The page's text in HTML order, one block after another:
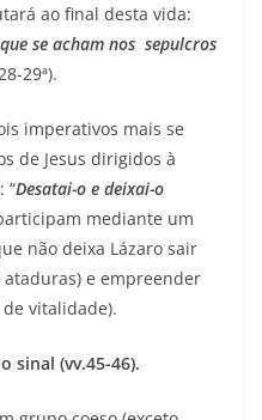
ao final desta vida:
se acham nos sepulcros
29ª).
imperativos mais se
de Jesus dirigidos à
“Desatai-o e deixai-o
mediante um
não deixa Lázaro sair
e empreender
vitalidade).
sinal (vv.45-46).